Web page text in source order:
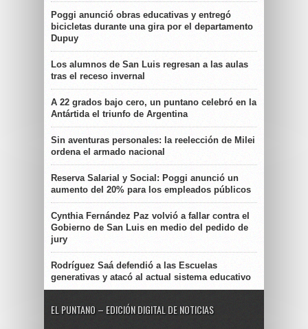
Poggi anunció obras educativas y entregó
bicicletas durante una gira por el departamento
Dupuy
Los alumnos de San Luis regresan a las aulas
tras el receso invernal
A 22 grados bajo cero, un puntano celebró en la
Antártida el triunfo de Argentina
Sin aventuras personales: la reelección de Milei
ordena el armado nacional
Reserva Salarial y Social: Poggi anunció un
aumento del 20% para los empleados públicos
Cynthia Fernández Paz volvió a fallar contra el
Gobierno de San Luis en medio del pedido de
jury
Rodríguez Saá defendió a las Escuelas
generativas y atacó al actual sistema educativo
EL PUNTANO – EDICIÓN DIGITAL DE NOTICIAS